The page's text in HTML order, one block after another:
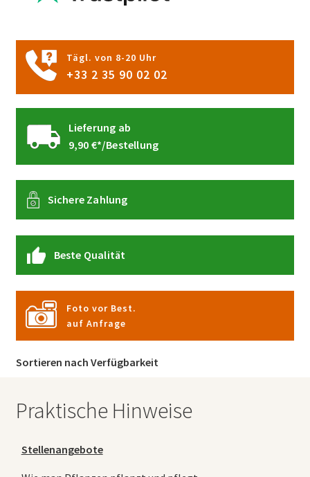
Tägl. von 8-20 Uhr
+33 2 35 90 02 02
Lieferung ab
9,90 €*/Bestellung
Sichere Zahlung
Beste Qualität
Foto vor Best.
auf Anfrage
Sortieren nach Verfügbarkeit
Praktische Hinweise
Stellenangebote